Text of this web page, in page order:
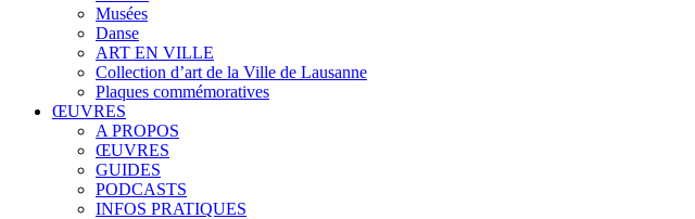
Musées
Danse
ART EN VILLE
Collection d’art de la Ville de Lausanne
Plaques commémoratives
ŒUVRES
A PROPOS
ŒUVRES
GUIDES
PODCASTS
INFOS PRATIQUES